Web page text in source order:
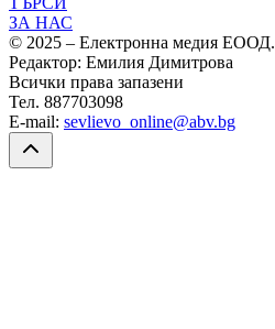
ЗА НАС
© 2025 – Електронна медия ЕООД.
Редактор: Емилия Димитрова
Всички права запазени
Тел. 887703098
E-mail: sevlievo_online@abv.bg